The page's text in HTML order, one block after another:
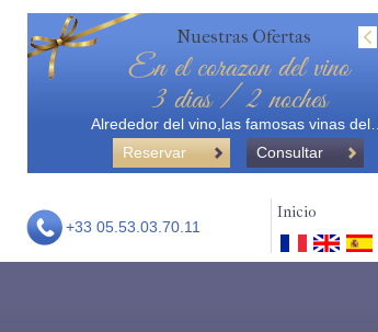
Nuestras Ofertas
En el corazon del vino
3 dias / 2 noches
Alrededor del vino,las famosas vinas del…
Reservar
Consultar
+33 05.53.03.70.11
Inicio